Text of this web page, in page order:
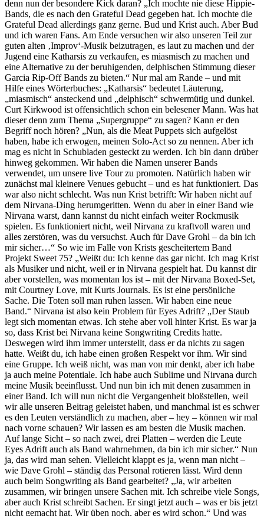
denn nun der besondere Kick daran? „Ich mochte nie diese Hippie-
Bands, die es nach den Grateful Dead gegeben hat. Ich mochte die
Grateful Dead allerdings ganz gerne. Bud und Krist auch. Aber Bud
und ich waren Fans. Am Ende versuchen wir also unseren Teil zur
guten alten ‚Improv‘-Musik beizutragen, es laut zu machen und der
Jugend eine Katharsis zu verkaufen, es miasmisch zu machen und
eine Alternative zu der beruhigenden, delphischen Stimmung dieser
Garcia Rip-Off Bands zu bieten.“ Nur mal am Rande – und mit
Hilfe eines Wörterbuches: „Katharsis“ bedeutet Läuterung,
„miasmisch“ ansteckend und „delphisch“ schwermütig und dunkel.
Curt Kirkwood ist offensichtlich schon ein belesener Mann. Was hat
dieser denn zum Thema „Supergruppe“ zu sagen? Kann er den
Begriff noch hören? „Nun, als die Meat Puppets sich aufgelöst
haben, habe ich erwogen, meinen Solo-Act so zu nennen. Aber ich
mag es nicht in Schubladen gesteckt zu werden. Ich bin dann drüber
hinweg gekommen. Wir haben die Namen unserer Bands
verwendet, um unsere live Tour zu promoten. Natürlich haben wir
zunächst mal kleinere Venues gebucht – und es hat funktioniert. Das
war also nicht schlecht. Was nun Krist betrifft: Wir haben nicht auf
dem Nirvana-Ding herumgeritten. Wenn du aber in einer Band wie
Nirvana warst, dann kannst du nicht einfach weiter Rockmusik
spielen. Es funktioniert nicht, weil Nirvana zu kraftvoll waren und
alles zerstören, was du versuchst. Auch für Dave Grohl – da bin ich
mir sicher…“ So wie im Falle von Krists gescheitertem Band
Projekt Sweet 75? „Weißt du: Ich kenne das gar nicht. Ich mag Krist
als Musiker und nicht, weil er in Nirvana gespielt hat. Du kannst dir
aber vorstellen, was momentan los ist – mit der Nirvana Boxed-Set,
mit Courtney Love, mit Kurts Journals. Es ist eine persönliche
Sache. Die Toten soll man ruhen lassen. Wir haben eine neue
Band.“ Nirvana ist also kein Problem für Eyes Adrift? „Der Staub
legt sich momentan etwas. Ich stehe aber voll hinter Krist. Es war ja
so, dass Krist bei Nirvana keine Songwriting Credits hatte.
Deswegen wird ihm immer unterstellt, dass er da nichts zu sagen
hatte. Weißt du, ich habe einen großen Respekt vor ihm. Wir sind
eine Gruppe. Ich weiß nicht, was man von mir denkt, aber ich habe
ja auch meine Potentiale. Ich habe auch Sublime und Nirvana durch
meine Musik beeinflusst. Und nun bin ich mit denen zusammen in
einer Band. Ich will nun nicht die Vergangenheit bloßstellen, weil
wir alle unseren Beitrag geleistet haben, und manchmal ist es schwer
es den Leuten verständlich zu machen, aber – hey – können wir mal
nach vorne schauen? Wir lassen es am besten die Musik machen.
Auf lange Sicht – so nach zwei, drei Platten – werden die Leute
Eyes Adrift auch als Band wahrnehmen, da bin ich mir sicher.“ Nun
ja, das wird man sehen. Vielleicht klappt es ja, wenn man nicht –
wie Dave Grohl – ständig das Personal rotieren lässt. Wird denn
auch beim Songwriting als Band gearbeitet? „Ja, wir arbeiten
zusammen, wir bringen unsere Sachen mit. Ich schreibe viele Songs,
aber auch Krist schreibt Sachen. Er singt jetzt auch – was er bis jetzt
nicht gemacht hat. Wir üben noch, aber es wird schon.“ Und was